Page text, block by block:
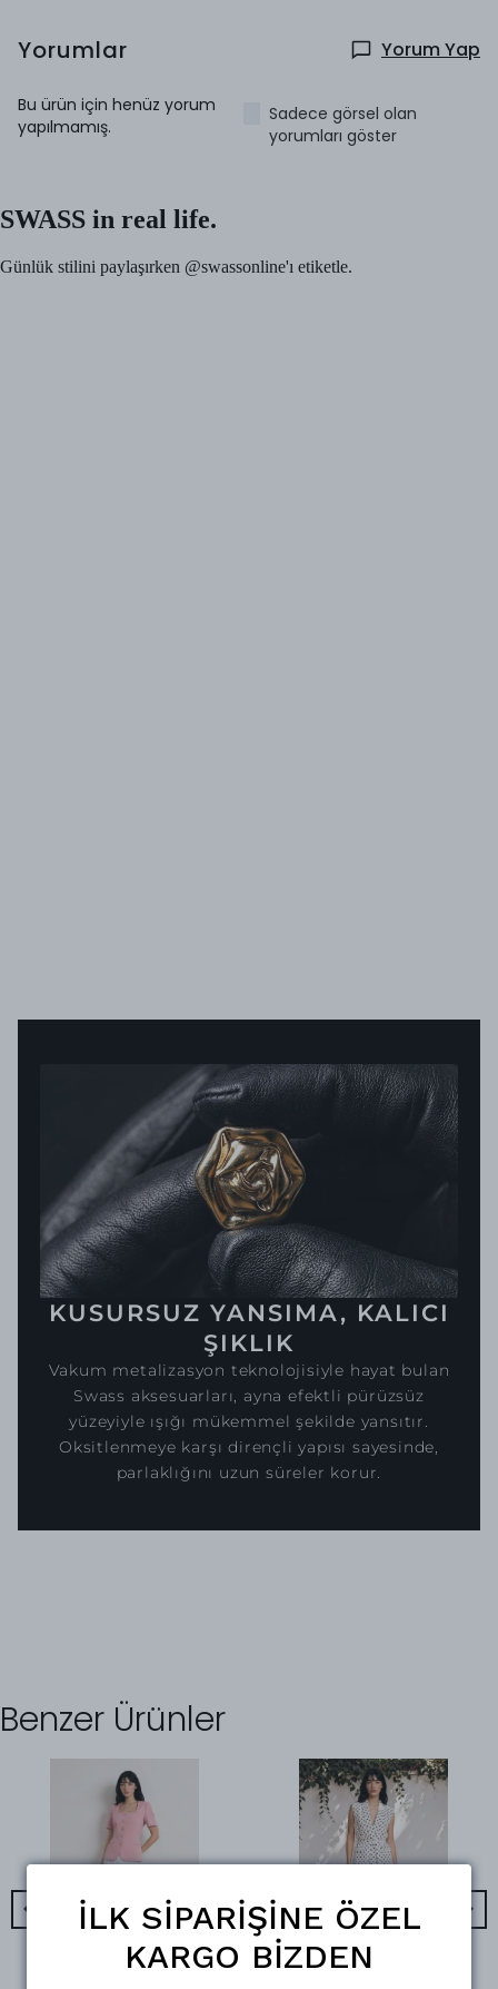
Yorumlar Yorum Yap
Bu ürün için henüz yorum
yapılmamış.
Sadece görsel olan
yorumları göster
KUSURSUZ YANSIMA, KALICI
ŞIKLIK
Vakum metalizasyon teknolojisiyle hayat bulan
Swass aksesuarları, ayna efektli pürüzsüz
yüzeyiyle ışığı mükemmel şekilde yansıtır.
Oksitlenmeye karşı dirençli yapısı sayesinde,
parlaklığını uzun süreler korur.
Benzer Ürünler
İLK SİPARİŞİNE ÖZEL
KARGO BİZDEN